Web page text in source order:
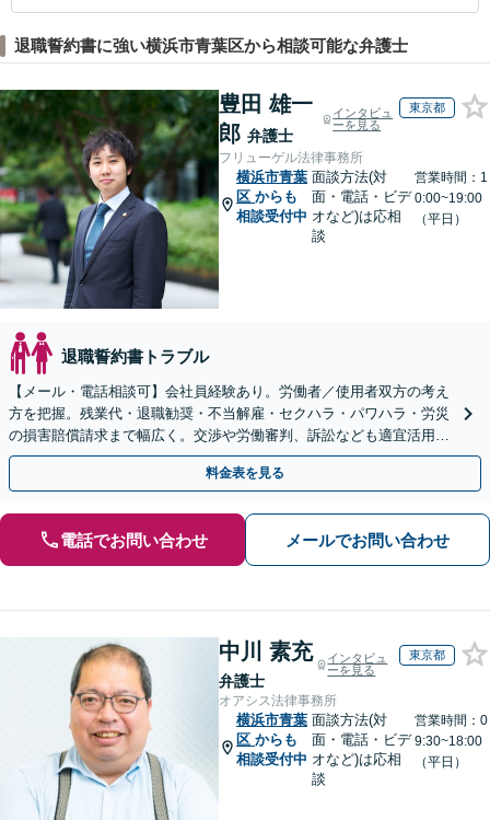
退職誓約書に強い横浜市青葉区から相談可能な弁護士
豊田 雄一
郎 弁護士
インタビュ
ーを見る
東京都
フリューゲル法律事務所
横浜市青葉
区 からも
相談受付中
面談方法(対
面・電話・ビデ
オなど)は応相
談
営業時間：1
0:00~19:00
（平日）
退職誓約書トラブル
【メール・電話相談可】会社員経験あり。労働者／使用者双方の考え
方を把握。残業代・退職勧奨・不当解雇・セクハラ・パワハラ・労災
の損害賠償請求まで幅広く。交渉や労働審判、訴訟なども適宜活用
し、早期かつ最善の解決を目指します【初回面談無料】
料金表を見る
電話でお問い合わせ メールでお問い合わせ
中川 素充
弁護士
インタビュ
ーを見る
東京都
オアシス法律事務所
横浜市青葉
区 からも
相談受付中
面談方法(対
面・電話・ビデ
オなど)は応相
談
営業時間：0
9:30~18:00
（平日）